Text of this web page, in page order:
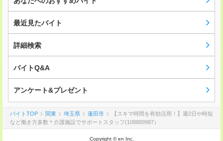
最近見たバイト
詳細検索
バイトQ&A
アンケート&プレゼント
バイトTOP 関東 埼玉県 蓮田市
【スキマ時間を有効活用！】週2日や時短
など働き方多数＊介護施設でサポートスタッフ(108889987）
Copyright © en Inc.